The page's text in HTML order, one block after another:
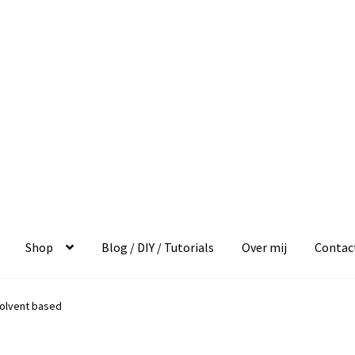
Shop Blog / DIY / Tutorials Over mij
based